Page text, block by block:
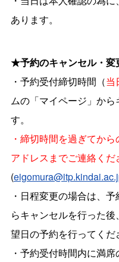
あります。
★予約のキャンセル・変
・予約受付締切時間（当
ムの「マイページ」か
す。
・締切時間を過ぎてか
アドレスまでご連絡くだ
(
・日程変更の場合は、
らキャンセルを行った
望日の予約を行ってくだ
・予約受付時間内に満